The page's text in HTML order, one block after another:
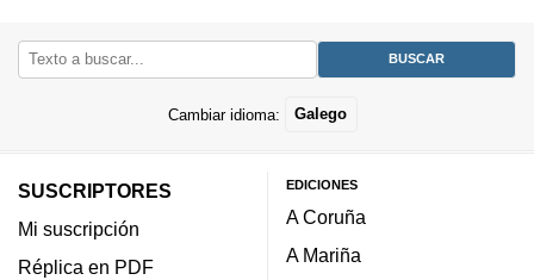
Cambiar idioma: Galego
SUSCRIPTORES
Mi suscripción
Réplica en PDF
EDICIONES
A Coruña
A Mariña